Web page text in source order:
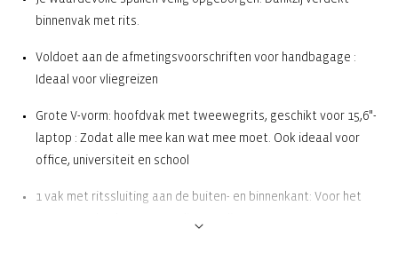
binnenvak met rits.
Voldoet aan de afmetingsvoorschriften voor handbagage :
Ideaal voor vliegreizen
Grote V-vorm: hoofdvak met tweewegrits, geschikt voor 15,6"-
laptop : Zodat alle mee kan wat mee moet. Ook ideaal voor
office, universiteit en school
1 vak met ritssluiting aan de buiten- en binnenkant: Voor het